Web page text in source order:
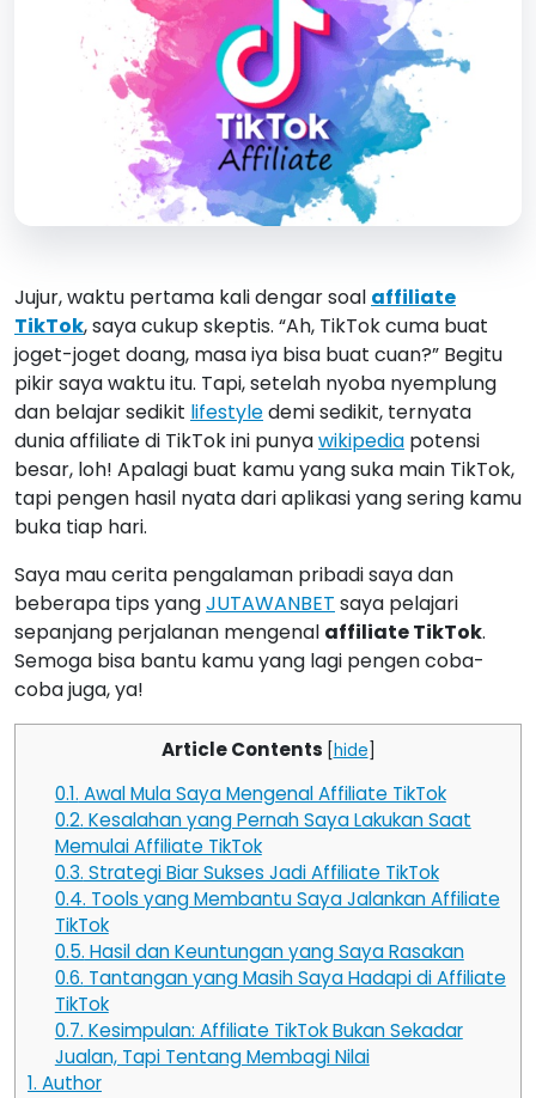
Jujur, waktu pertama kali dengar soal affiliate
TikTok, saya cukup skeptis. “Ah, TikTok cuma buat
joget-joget doang, masa iya bisa buat cuan?” Begitu
pikir saya waktu itu. Tapi, setelah nyoba nyemplung
dan belajar sedikit lifestyledemi sedikit, ternyata
dunia affiliate di TikTok ini punyawikipedia potensi
besar, loh! Apalagi buat kamu yang suka main TikTok,
tapi pengen hasil nyata dari aplikasi yang sering kamu
buka tiap hari.
Saya mau cerita pengalaman pribadi saya dan
beberapa tips yangJUTAWANBET saya pelajari
sepanjang perjalanan mengenal affiliate TikTok.
Semoga bisa bantu kamu yang lagi pengen coba-
coba juga, ya!
Article Contents [hide]
0.1. Awal Mula Saya Mengenal Affiliate TikTok
0.2. Kesalahan yang Pernah Saya Lakukan Saat
Memulai Affiliate TikTok
0.3. Strategi Biar Sukses Jadi Affiliate TikTok
0.4. Tools yang Membantu Saya Jalankan Affiliate
TikTok
0.5. Hasil dan Keuntungan yang Saya Rasakan
0.6. Tantangan yang Masih Saya Hadapi di Affiliate
TikTok
0.7. Kesimpulan: Affiliate TikTok Bukan Sekadar
Jualan, Tapi Tentang Membagi Nilai
1. Author